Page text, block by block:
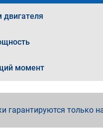
момент
гарантируются только